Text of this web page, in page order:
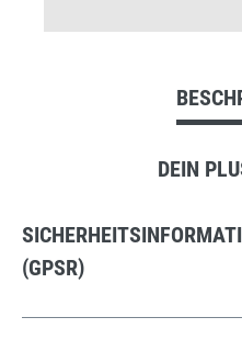
DEIN
(GPSR)